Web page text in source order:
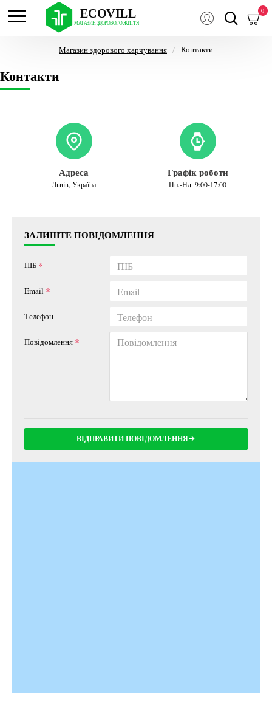
0
Магазин здорового харчування Контакти
Контакти
Адреса
Львів, Україна
Графік роботи
Пн.-Нд. 9:00-17:00
ЗАЛИШТЕ ПОВІДОМЛЕННЯ
ПІБ
Email
Телефон
Повідомлення
ВІДПРАВИТИ ПОВІДОМЛЕННЯ